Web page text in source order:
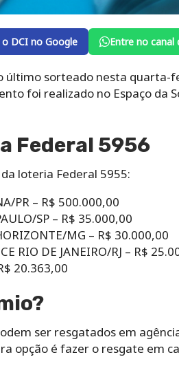
o DCI no Google Entre no canal
último sorteado nesta quarta-
foi realizado no Espaço da
Federal 5956
loteria Federal 5955:
PR – R$ 500.000,00
SP – R$ 35.000,00
MG – R$ 30.000,00
RIO DE JANEIRO/RJ – R$
20.363,00
ser resgatados em
opção é fazer o resgate em